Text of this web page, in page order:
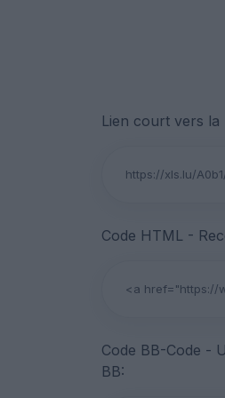
Lien court vers la
Code HTML -
Code BB-Code -
BB: